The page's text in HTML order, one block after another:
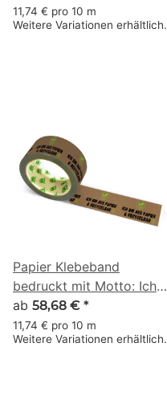
m braun
11,74 € pro 10 m
Weitere Variationen erhältlich.
Papier Klebeband
bedruckt mit Motto: Ich
bin aus Papier und
recycelbar - 50 m braun
ab 58,68 € *
11,74 € pro 10 m
Weitere Variationen erhältlich.